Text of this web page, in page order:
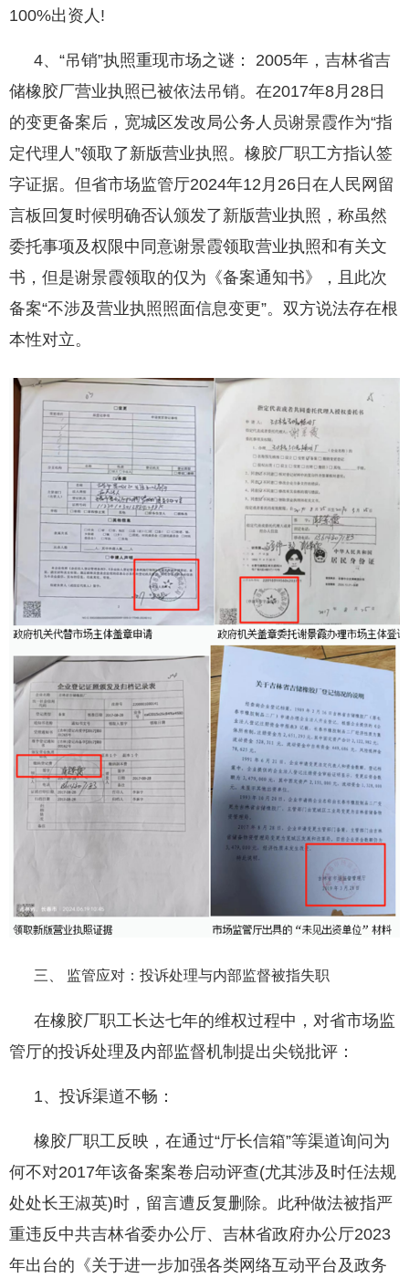
100%出资人!
4、“吊销”执照重现市场之谜： 2005年，吉林省吉
储橡胶厂营业执照已被依法吊销。在2017年8月28日
的变更备案后，宽城区发改局公务人员谢景霞作为“指
定代理人”领取了新版营业执照。橡胶厂职工方指认签
字证据。但省市场监管厅2024年12月26日在人民网留
言板回复时候明确否认颁发了新版营业执照，称虽然
委托事项及权限中同意谢景霞领取营业执照和有关文
书，但是谢景霞领取的仅为《备案通知书》，且此次
备案“不涉及营业执照照面信息变更”。双方说法存在根
本性对立。
三、 监管应对：投诉处理与内部监督被指失职
在橡胶厂职工长达七年的维权过程中，对省市场监
管厅的投诉处理及内部监督机制提出尖锐批评：
1、投诉渠道不畅：
橡胶厂职工反映，在通过“厅长信箱”等渠道询问为
何不对2017年该备案案卷启动评查(尤其涉及时任法规
处处长王淑英)时，留言遭反复删除。此种做法被指严
重违反中共吉林省委办公厅、吉林省政府办公厅2023
年出台的《关于进一步加强各类网络互动平台及政务